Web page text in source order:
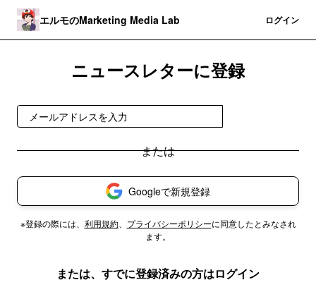
エルモのMarketing Media Lab ログイン
ニュースレターに登録
Googleで新規登録
※登録の際には、 利用規約、 プライバシーポリシーに同意したとみなされ
ます。
または、すでに登録済みの方はログイン